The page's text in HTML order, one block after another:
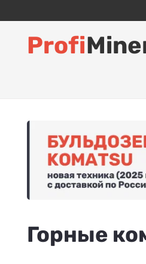
Profi
Горные